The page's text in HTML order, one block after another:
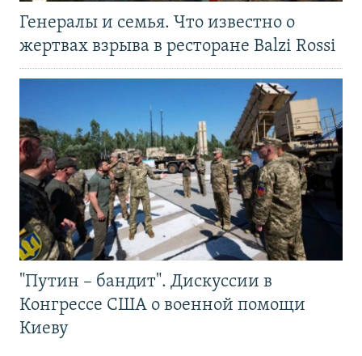
Генералы и семья. Что известно о
жертвах взрыва в ресторане Balzi Rossi
"Путин – бандит". Дискуссии в
Конгрессе США о военной помощи
Киеву